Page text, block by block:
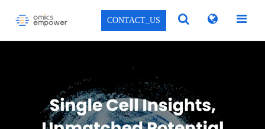
CONTACT_US